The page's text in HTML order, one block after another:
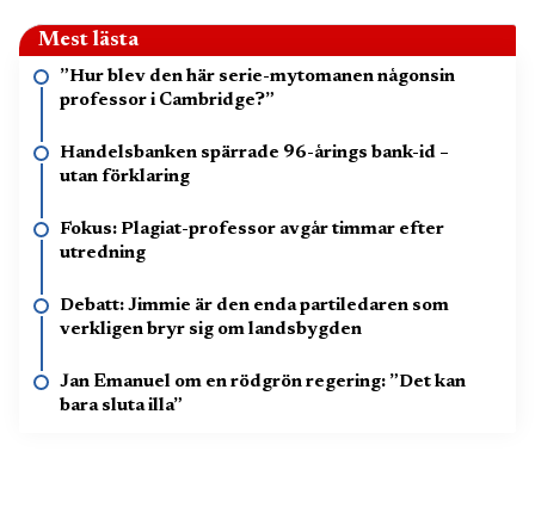
Mest lästa
”Hur blev den här serie-mytomanen någonsin
professor i Cambridge?”
Handelsbanken spärrade 96-årings bank-id –
utan förklaring
Fokus: Plagiat-professor avgår timmar efter
utredning
Debatt: Jimmie är den enda partiledaren som
verkligen bryr sig om landsbygden
Jan Emanuel om en rödgrön regering: ”Det kan
bara sluta illa”